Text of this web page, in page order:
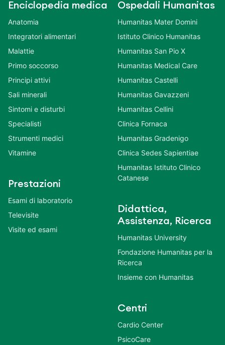
Enciclopedia medica
Anatomia
Integratori alimentari
Malattie
Primo soccorso
Principi attivi
Sali minerali
Sintomi e disturbi
Specialisti
Strumenti medici
Vitamine
Prestazioni
Esami di laboratorio
Televisite
Visite ed esami
Ospedali Humanitas
Humanitas Mater Domini
Istituto Clinico Humanitas
Humanitas San Pio X
Humanitas Medical Care
Humanitas Castelli
Humanitas Gavazzeni
Humanitas Cellini
Clinica Fornaca
Humanitas Gradenigo
Clinica Sedes Sapientiae
Humanitas Istituto Clinico
Catanese
Didattica,
Assistenza, Ricerca
Humanitas University
Fondazione Humanitas per la
Ricerca
Insieme con Humanitas
Centri
Cardio Center
PsicoCare